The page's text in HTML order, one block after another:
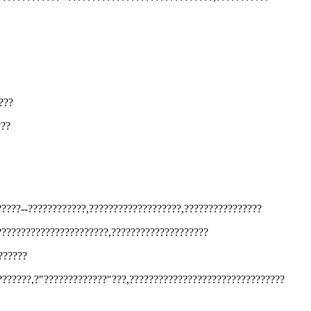
????????????,???????????????????,????????????????